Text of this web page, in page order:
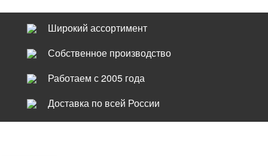
Широкий ассортимент
Собственное производство
Работаем с 2005 года
Доставка по всей России